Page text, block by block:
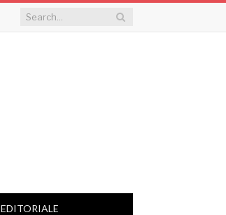
EDITORIALE